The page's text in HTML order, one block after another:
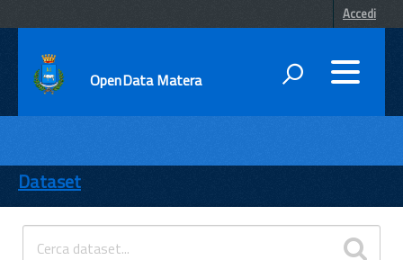
Accedi
OpenData Matera
ENTI
TEMI
INFORMAZIONI
Dataset